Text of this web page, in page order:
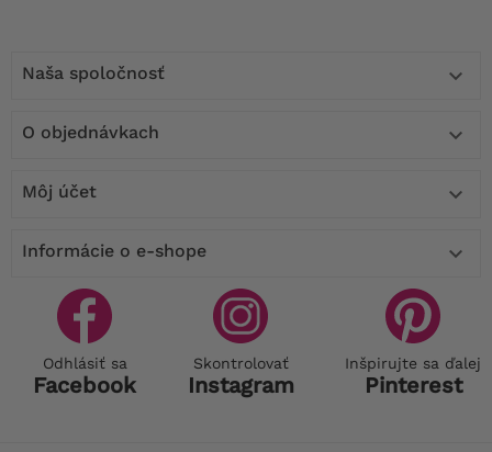
Naša spoločnosť 
O objednávkach 
Môj účet 
Informácie o e-shope 
Odhlásiť sa
Facebook
Skontrolovať
Instagram
Inšpirujte sa ďalej
Pinterest